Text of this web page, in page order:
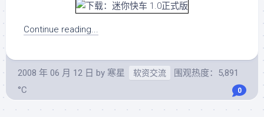
Continue reading...
2008 年 06 月 12 日 by 寒星 软资交流
围观热度：5,891
°C
0